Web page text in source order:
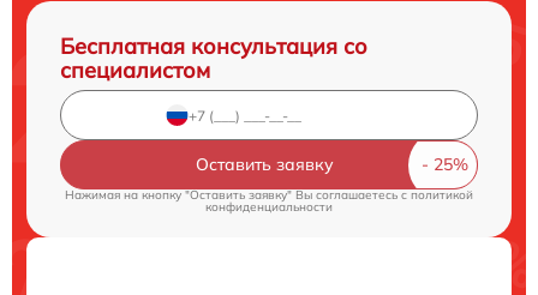
Бесплатная консультация со
специалистом
Оставить заявку
Нажимая на кнопку "Оставить заявку" Вы соглашаетесь cполитикой
конфиденциальности